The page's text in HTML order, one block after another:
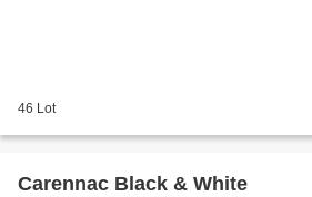
46 Lot
Carennac Black & White